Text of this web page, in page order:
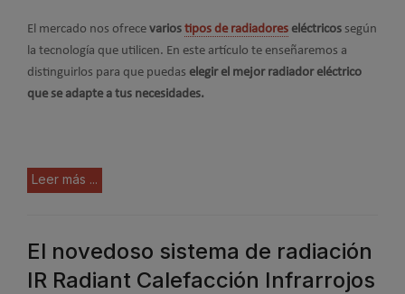
El mercado nos ofrece varios tipos de radiadores eléctricos según
la tecnología que utilicen. En este artículo te enseñaremos a
distinguirlos para que puedas elegir el mejor radiador eléctrico
que se adapte a tus necesidades.
Leer más ...
El novedoso sistema de radiación
IR Radiant Calefacción Infrarrojos